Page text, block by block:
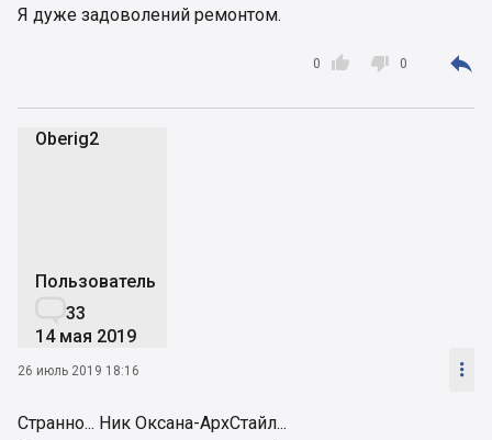
допомогла мені.
Я дуже задоволений ремонтом.

0  0 
Oberig2
Пользователь
33
14 мая 2019
26 июль 2019 18:16 
Странно... Ник Оксана-АрхСтайл...